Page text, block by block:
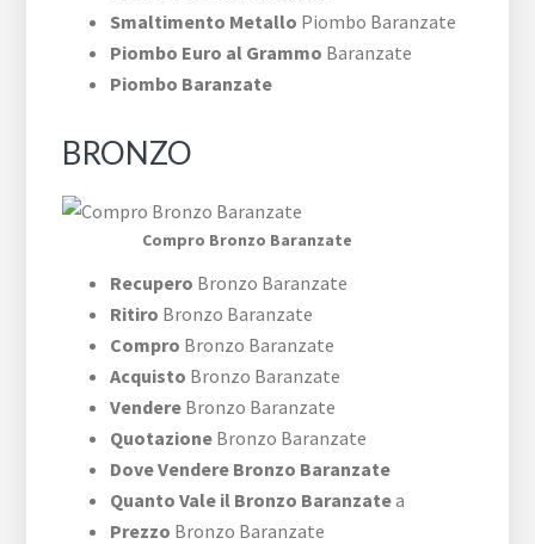
Smaltimento Metallo Piombo Baranzate
Piombo Euro al Grammo Baranzate
Piombo Baranzate
BRONZO
Compro Bronzo Baranzate
Recupero Bronzo Baranzate
Ritiro Bronzo Baranzate
Compro Bronzo Baranzate
Acquisto Bronzo Baranzate
Vendere Bronzo Baranzate
Quotazione Bronzo Baranzate
Dove Vendere Bronzo Baranzate
Quanto Vale il Bronzo Baranzatea
Prezzo Bronzo Baranzate